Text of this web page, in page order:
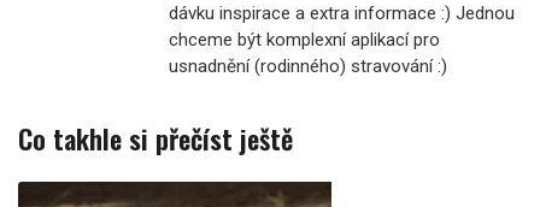
dávku inspirace a extra informace :) Jednou
chceme být komplexní aplikací pro
usnadnění (rodinného) stravování :)
Co takhle si přečíst ještě